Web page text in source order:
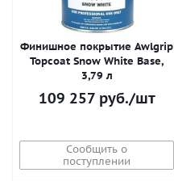
Финишное покрытие Awlgrip
Topcoat Snow White Base,
3,79 л
109 257руб./шт
Сообщить о
поступлении